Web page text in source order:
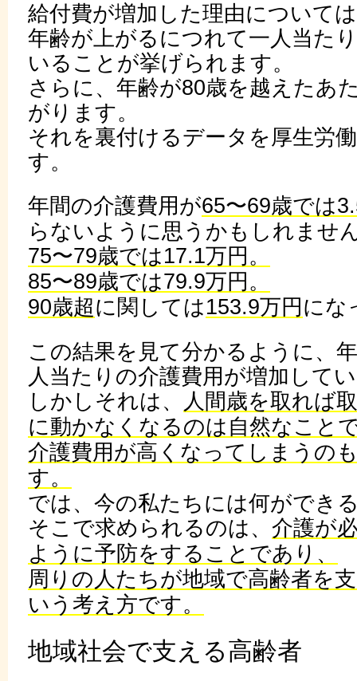
給付費が増加した理由について
年齢が上がるにつれて一人当た
いることが挙げられます。
さらに、年齢が80歳を越えたあ
がります。
それを裏付けるデータを厚生労
す。
年間の介護費用が65〜69歳では
らないように思うかもしれませ
75〜79歳では17.1万円。
85〜89歳では79.9万円。
90歳超に関しては153.9万円にな
この結果を見て分かるように、
人当たりの介護費用が増加して
しかしそれは、
人間歳を取れば
に動かなくなるのは自然なこと
介護費用が高くなってしまうの
す。
では、今の私たちには何ができ
そこで求められるのは、 介護が
ように予防をすることであり、
周りの人たちが地域で高齢者を
いう考え方です。
地域社会で支える高齢者